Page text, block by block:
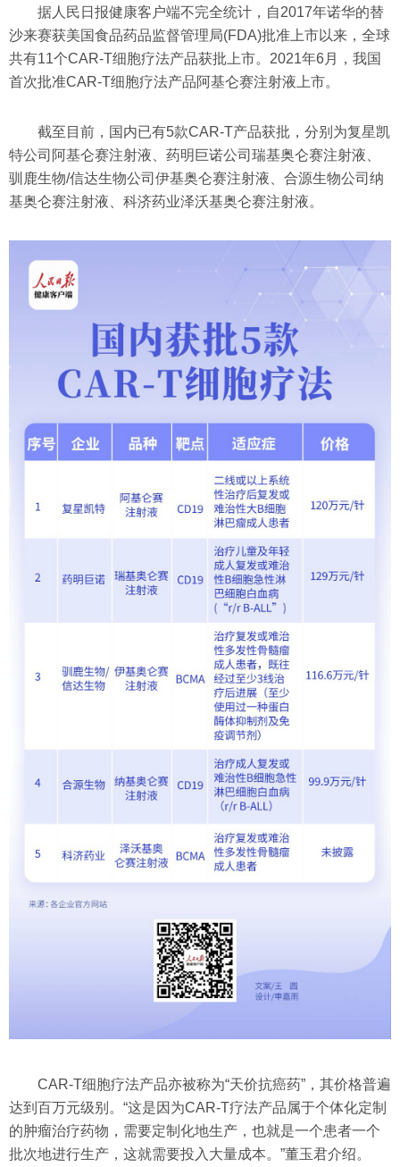
据人民日报健康客户端不完全统计，自2017年诺华的替
沙来赛获美国食品药品监督管理局(FDA)批准上市以来，全球
共有11个CAR-T细胞疗法产品获批上市。2021年6月，我国
首次批准CAR-T细胞疗法产品阿基仑赛注射液上市。
截至目前，国内已有5款CAR-T产品获批，分别为复星凯
特公司阿基仑赛注射液、药明巨诺公司瑞基奥仑赛注射液、
驯鹿生物/信达生物公司伊基奥仑赛注射液、合源生物公司纳
基奥仑赛注射液、科济药业泽沃基奥仑赛注射液。
CAR-T细胞疗法产品亦被称为“天价抗癌药”，其价格普遍
达到百万元级别。“这是因为CAR-T疗法产品属于个体化定制
的肿瘤治疗药物，需要定制化地生产，也就是一个患者一个
批次地进行生产，这就需要投入大量成本。”董玉君介绍。